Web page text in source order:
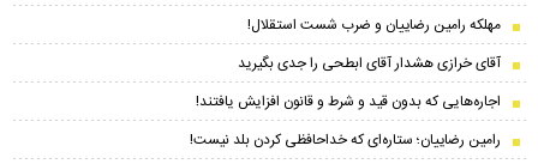
مهلکه رامین رضاییان و ضرب شست استقلال!
آقای خرازی هشدار آقای ابطحی را جدی بگیرید
اجاره‌هایی که بدون قید و شرط و قانون افزایش یافتند!
رامین رضاییان؛ ستاره‌ای که خداحافظی کردن بلد نیست!